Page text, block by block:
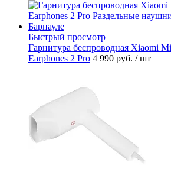
Быстрый просмотр
Гарнитура беспроводная Xiaomi
Earphones 2 Pro 4 990 руб. / шт